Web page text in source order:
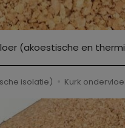
(akoestische en
isolatie) Kurk